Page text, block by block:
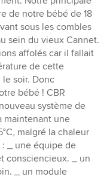
de notre bébé de 18
sous les combles
sein du vieux Cannet.
affolés car il fallait
de cette
le soir. Donc
bébé ! CBR
système de
maintenant une
malgré la chaleur
_ une équipe de
consciencieux. _ un
_ un module